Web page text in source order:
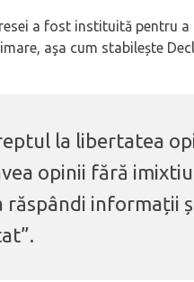
a fost instituită pentru
aşa cum stabilește
la libertatea
opinii fără
răspândi informații